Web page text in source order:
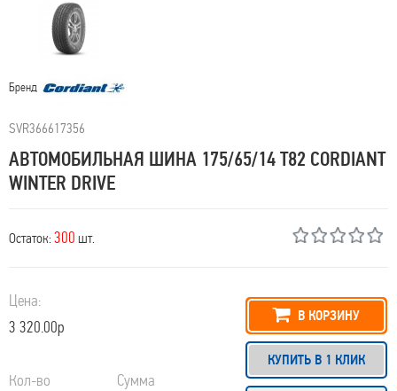
Бренд
SVR366617356
АВТОМОБИЛЬНАЯ ШИНА 175/65/14 T82 CORDIANT
WINTER DRIVE
Остаток: 300 шт.
Цена:
3 320.00р
Кол-во Сумма
В КОРЗИНУ
КУПИТЬ В 1 КЛИК